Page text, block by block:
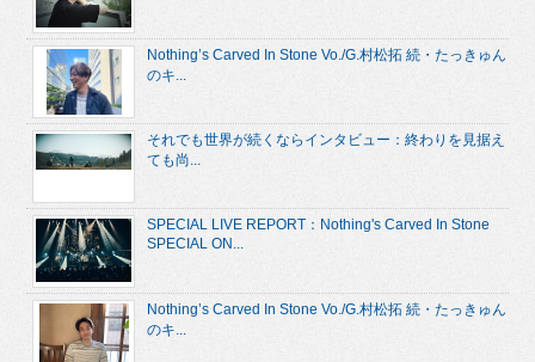
Nothing’s Carved In Stone Vo./G.村松拓 続・たっきゅん
のキ...
それでも世界が続くならインタビュー：終わりを見据え
ても尚...
SPECIAL LIVE REPORT：Nothing's Carved In Stone
SPECIAL ON...
Nothing’s Carved In Stone Vo./G.村松拓 続・たっきゅん
のキ...